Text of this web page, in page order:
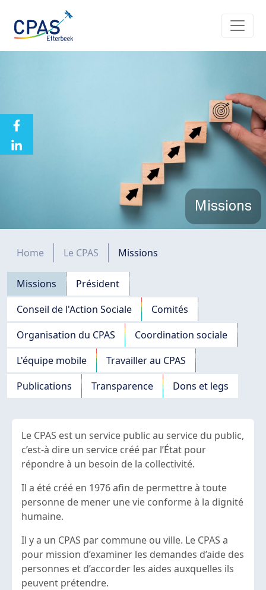
Missions
Fil d'Ariane
Home Le CPAS Missions
Navigation principale
Missions
Président
Conseil de l'Action Sociale
Comités
Organisation du CPAS
Coordination sociale
L'équipe mobile
Travailler au CPAS
Publications
Transparence Dons et legs
Le CPAS est un service public au service du public,
c’est-à dire un service créé par l’État pour
répondre à un besoin de la collectivité.
Il a été créé en 1976 afin de permettre à toute
personne de mener une vie conforme à la dignité
humaine.
Il y a un CPAS par commune ou ville. Le CPAS a
pour mission d’examiner les demandes d’aide des
personnes et d’accorder les aides auxquelles ils
peuvent prétendre.